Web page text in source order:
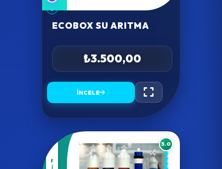
ECOBOX SU ARITMA
₺3.500,00
İNCELE
5.0